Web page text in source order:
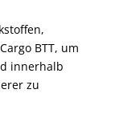
BTT, um
innerhalb
zu